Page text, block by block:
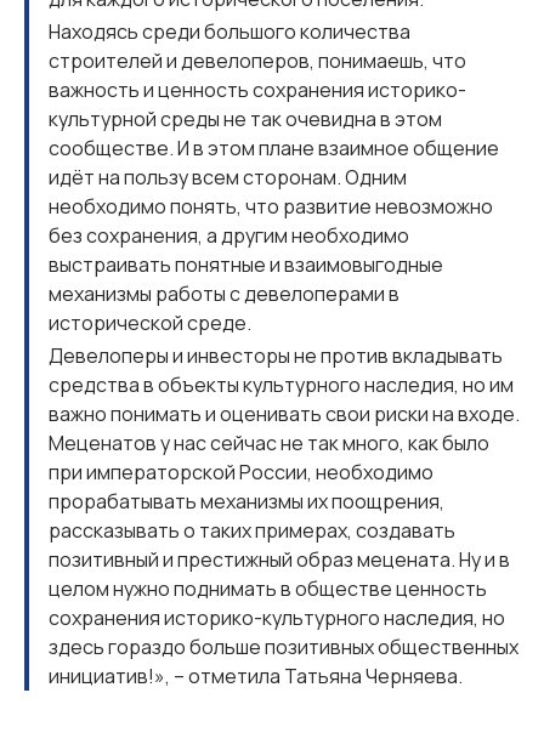
Находясь среди большого количества
строителей и девелоперов, понимаешь, что
важность и ценность сохранения историко-
культурной среды не так очевидна в этом
сообществе. И в этом плане взаимное общение
идёт на пользу всем сторонам. Одним
необходимо понять, что развитие невозможно
без сохранения, а другим необходимо
выстраивать понятные и взаимовыгодные
механизмы работы с девелоперами в
исторической среде.
Девелоперы и инвесторы не против вкладывать
средства в объекты культурного наследия, но им
важно понимать и оценивать свои риски на входе.
Меценатов у нас сейчас не так много, как было
при императорской России, необходимо
прорабатывать механизмы их поощрения,
рассказывать о таких примерах, создавать
позитивный и престижный образ мецената. Ну и в
целом нужно поднимать в обществе ценность
сохранения историко-культурного наследия, но
здесь гораздо больше позитивных общественных
инициатив!», – отметила Татьяна Черняева.